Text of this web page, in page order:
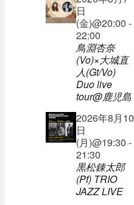
日
(金)@20:00 -
22:00
鳥淵杏奈
(Vo)×大城直
人(Gt/Vo)
Duo live
tour@鹿児島
2026年8月10
日
(月)@19:30 -
21:30
黒松錬太郎
(Pf) TRIO
JAZZ LIVE